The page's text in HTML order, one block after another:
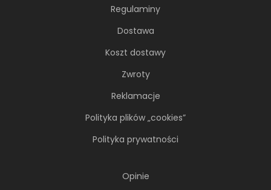
Regulaminy
Dostawa
Koszt dostawy
Zwroty
Reklamacje
Polityka plików „cookies”
Polityka prywatności
Opinie